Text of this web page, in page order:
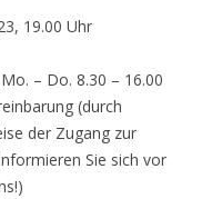
19.00 Uhr
– Do. 8.30 – 16.00
(durch
der Zugang zur
Sie sich vor